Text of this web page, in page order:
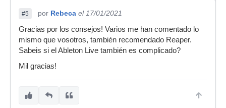
#5 por Rebeca el 17/01/2021
Gracias por los consejos! Varios me han comentado lo
mismo que vosotros, también recomendado Reaper.
Sabeis si el Ableton Live también es complicado?
Mil gracias!